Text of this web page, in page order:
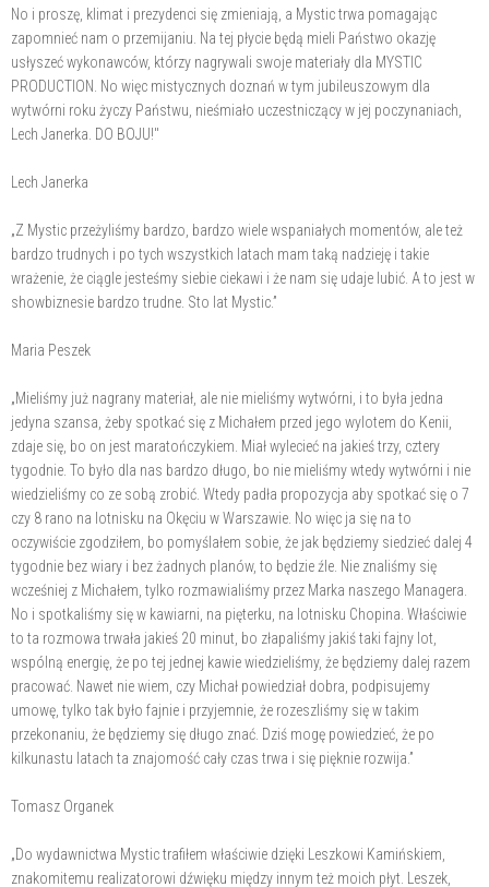
No i proszę, klimat i prezydenci się zmieniają, a Mystic trwa pomagając
zapomnieć nam o przemijaniu. Na tej płycie będą mieli Państwo okazję
usłyszeć wykonawców, którzy nagrywali swoje materiały dla MYSTIC
PRODUCTION. No więc mistycznych doznań w tym jubileuszowym dla
wytwórni roku życzy Państwu, nieśmiało uczestniczący w jej poczynaniach,
Lech Janerka. DO BOJU!"
Lech Janerka
„Z Mystic przeżyliśmy bardzo, bardzo wiele wspaniałych momentów, ale też
bardzo trudnych i po tych wszystkich latach mam taką nadzieję i takie
wrażenie, że ciągle jesteśmy siebie ciekawi i że nam się udaje lubić. A to jest w
showbiznesie bardzo trudne. Sto lat Mystic.”
Maria Peszek
„Mieliśmy już nagrany materiał, ale nie mieliśmy wytwórni, i to była jedna
jedyna szansa, żeby spotkać się z Michałem przed jego wylotem do Kenii,
zdaje się, bo on jest maratończykiem. Miał wylecieć na jakieś trzy, cztery
tygodnie. To było dla nas bardzo długo, bo nie mieliśmy wtedy wytwórni i nie
wiedzieliśmy co ze sobą zrobić. Wtedy padła propozycja aby spotkać się o 7
czy 8 rano na lotnisku na Okęciu w Warszawie. No więc ja się na to
oczywiście zgodziłem, bo pomyślałem sobie, że jak będziemy siedzieć dalej 4
tygodnie bez wiary i bez żadnych planów, to będzie źle. Nie znaliśmy się
wcześniej z Michałem, tylko rozmawialiśmy przez Marka naszego Managera.
No i spotkaliśmy się w kawiarni, na pięterku, na lotnisku Chopina. Właściwie
to ta rozmowa trwała jakieś 20 minut, bo złapaliśmy jakiś taki fajny lot,
wspólną energię, że po tej jednej kawie wiedzieliśmy, że będziemy dalej razem
pracować. Nawet nie wiem, czy Michał powiedział dobra, podpisujemy
umowę, tylko tak było fajnie i przyjemnie, że rozeszliśmy się w takim
przekonaniu, że będziemy się długo znać. Dziś mogę powiedzieć, że po
kilkunastu latach ta znajomość cały czas trwa i się pięknie rozwija.”
Tomasz Organek
„Do wydawnictwa Mystic trafiłem właściwie dzięki Leszkowi Kamińskiem,
znakomitemu realizatorowi dźwięku między innym też moich płyt. Leszek,